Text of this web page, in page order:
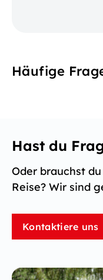
Häufige
Hast du
Oder brauchst
Reise? Wir sind
Kontaktiere uns